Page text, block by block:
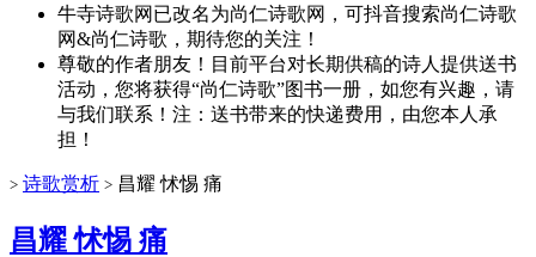
牛寺诗歌网已改名为尚仁诗歌网，可抖音搜索尚仁诗歌
网&尚仁诗歌，期待您的关注！
尊敬的作者朋友！目前平台对长期供稿的诗人提供送书
活动，您将获得“尚仁诗歌”图书一册，如您有兴趣，请
与我们联系！注：送书带来的快递费用，由您本人承
担！
> 诗歌赏析 > 昌耀 怵惕 痛
昌耀 怵惕 痛